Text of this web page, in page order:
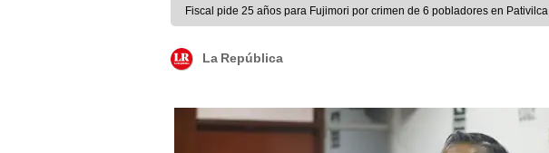
Fiscal pide 25 años para Fujimori por crimen de 6 pobladores en Pativilca
La República